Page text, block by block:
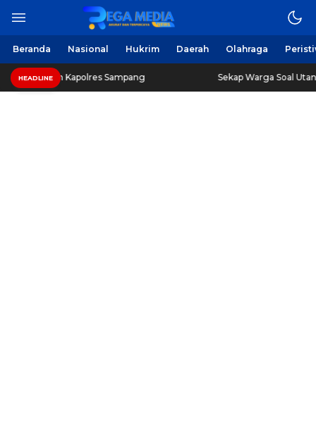
Beranda Nasional Hukrim Daerah Olahraga
HEADLINE
Kapolres Sampang Sekap Warga Soal Utang, 3 Pria di